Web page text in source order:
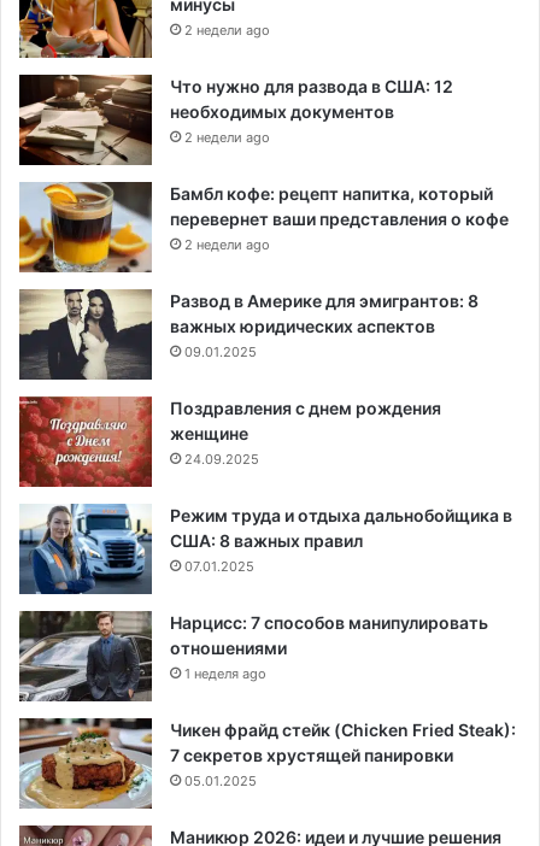
минусы
2 недели ago
Что нужно для развода в США: 12
необходимых документов
2 недели ago
Бамбл кофе: рецепт напитка, который
перевернет ваши представления о кофе
2 недели ago
Развод в Америке для эмигрантов: 8
важных юридических аспектов
09.01.2025
Поздравления с днем рождения
женщине
24.09.2025
Режим труда и отдыха дальнобойщика в
США: 8 важных правил
07.01.2025
Нарцисс: 7 способов манипулировать
отношениями
1 неделя ago
Чикен фрайд стейк (Chicken Fried Steak):
7 секретов хрустящей панировки
05.01.2025
Маникюр 2026: идеи и лучшие решения